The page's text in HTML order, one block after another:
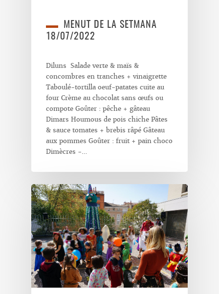
MENUT DE LA SETMANA
18/07/2022
Diluns Salade verte & maïs &
concombres en tranches + vinaigrette
Taboulé-tortilla oeuf-patates cuite au
four Crème au chocolat sans œufs ou
compote Goûter : pêche + gâteau
Dimars Houmous de pois chiche Pâtes
& sauce tomates + brebis râpé Gâteau
aux pommes Goûter : fruit + pain choco
Dimècres -…